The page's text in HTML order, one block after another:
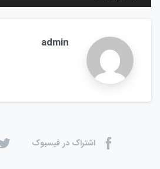
admin
اشتراک در فیسبوک